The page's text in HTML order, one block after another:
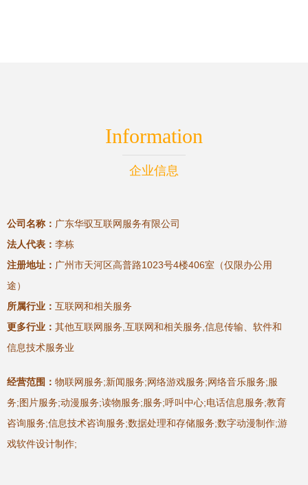
Information
企业信息
公司名称： 广东华驭互联网服务有限公司
法人代表： 李栋
注册地址： 广州市天河区高普路1023号4楼406室（仅限办公用
途）
所属行业： 互联网和相关服务
更多行业： 其他互联网服务,互联网和相关服务,信息传输、软件和
信息技术服务业
经营范围： 物联网服务;新闻服务;网络游戏服务;网络音乐服务;服
务;图片服务;动漫服务;读物服务;服务;呼叫中心;电话信息服务;教育
咨询服务;信息技术咨询服务;数据处理和存储服务;数字动漫制作;游
戏软件设计制作;